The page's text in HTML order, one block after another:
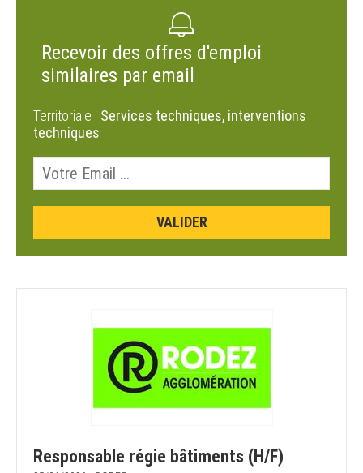
Recevoir des offres d'emploi
similaires par email
Territoriale : Services techniques, interventions
techniques
Responsable régie bâtiments (H/F)